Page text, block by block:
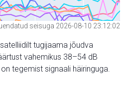
seisuga 2026-08-10 23:12:02
tugijaama jõudva
vahemikus 38–54 dB
tegemist signaali häiringuga.